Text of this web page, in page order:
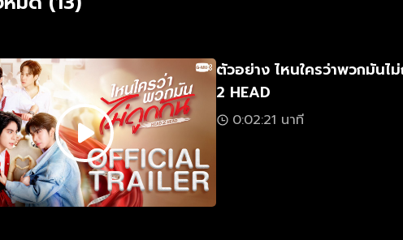
ตัวอย่าง ไหนใครว่าพวกมันไ
2 HEAD
0:02:21 นาที